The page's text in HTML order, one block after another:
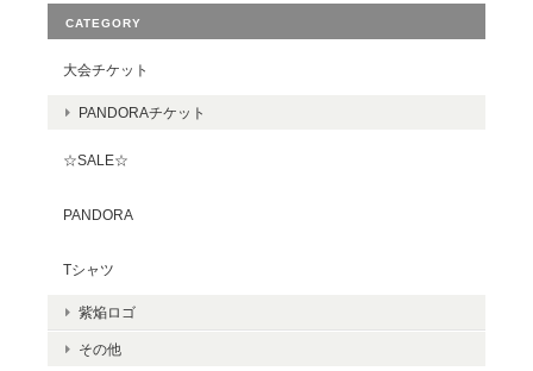
CATEGORY
大会チケット
PANDORAチケット
☆SALE☆
PANDORA
Tシャツ
紫焔ロゴ
その他